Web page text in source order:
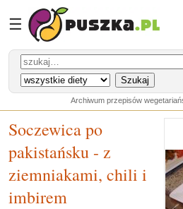
☰
Archiwum przepisów
Soczewica po
pakistańsku - z
ziemniakami, chili i
imbirem